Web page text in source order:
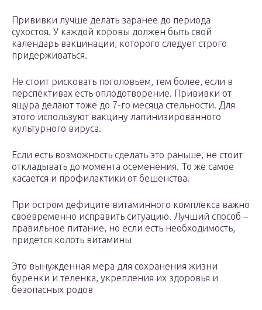
Прививки лучше делать заранее до периода
сухостоя. У каждой коровы должен быть свой
календарь вакцинации, которого следует строго
придерживаться.
Не стоит рисковать поголовьем, тем более, если в
перспективах есть оплодотворение. Прививки от
ящура делают тоже до 7-го месяца стельности. Для
этого используют вакцину лапинизированного
культурного вируса.
Если есть возможность сделать это раньше, не стоит
откладывать до момента осеменения. То же самое
касается и профилактики от бешенства.
При остром дефиците витаминного комплекса важно
своевременно исправить ситуацию. Лучший способ –
правильное питание, но если есть необходимость,
придется колоть витамины
Это вынужденная мера для сохранения жизни
буренки и теленка, укрепления их здоровья и
безопасных родов